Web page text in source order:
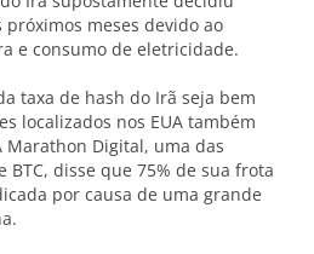
meses devido ao
e consumo de eletricidade.
taxa de hash do Irã seja bem
localizados nos EUA também
Digital, uma das
disse que 75% de sua frota
por causa de uma grande